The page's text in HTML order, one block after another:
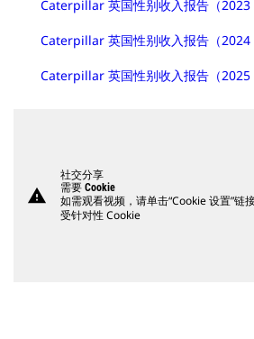
Caterpillar 英国性别收入报告（2023
Caterpillar 英国性别收入报告（2024
Caterpillar 英国性别收入报告（2025
warning
社交分享
需要 Cookie
如需观看视频，请单击“Cookie 设置”链
受针对性 Cookie